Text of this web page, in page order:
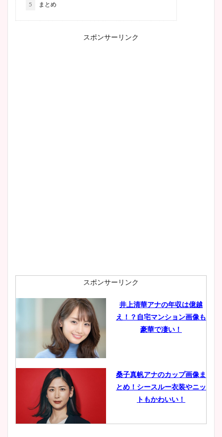
5 まとめ
スポンサーリンク
スポンサーリンク
井上清華アナの年収は億越
え！？自宅マンション画像も
豪華で凄い！
桑子真帆アナのカップ画像ま
とめ！シースルー衣装やニッ
トもかわいい！